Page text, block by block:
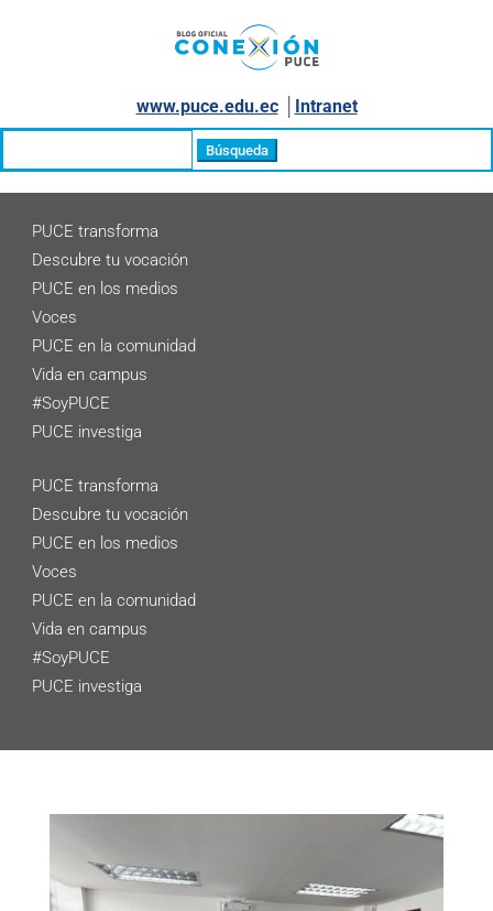
www.puce.edu.ec│ Intranet
PUCE transforma
Descubre tu vocación
PUCE en los medios
Voces
PUCE en la comunidad
Vida en campus
#SoyPUCE
PUCE investiga
PUCE transforma
Descubre tu vocación
PUCE en los medios
Voces
PUCE en la comunidad
Vida en campus
#SoyPUCE
PUCE investiga